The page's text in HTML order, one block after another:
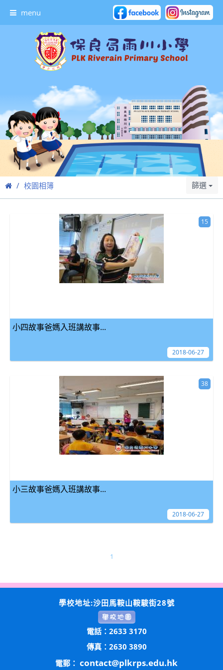
menu
校園相簿 篩選
小四故事爸媽入班講故事...
15
2018-06-27
小三故事爸媽入班講故事...
38
2018-06-27
1
學校地址:沙田馬鞍山鞍駿街28號
電話：2633 3170
傳真：2630 3890
電郵： contact@plkrps.edu.hk